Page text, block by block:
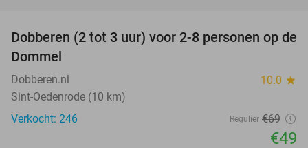
29%
Dobberen (2 tot 3 uur) voor 2-8 personen op de
Dommel
Dobberen.nl 10.0 star
Sint-Oedenrode (10 km)
Verkocht: 246
Regulier €69
€49